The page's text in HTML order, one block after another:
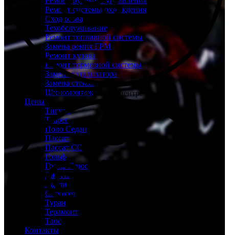
Ремонт системы охлаждения
Сход развал
Техобслуживание
Ремонт топливной системы
Замена ремня ГРМ
Ремонт кузова
Ремонт тормозной системы
Замена катализатора
Замена стекол
Шиномонтаж
Цены
Тигуан
Туарег
Поло Седан
Пассат
Пассат СС
Гольф
Гольф Плюс
Джетта
Кадди
Сирокко
Туран
Терамонт
Таос
Контакты
Склад запчастей при каждом техцентре